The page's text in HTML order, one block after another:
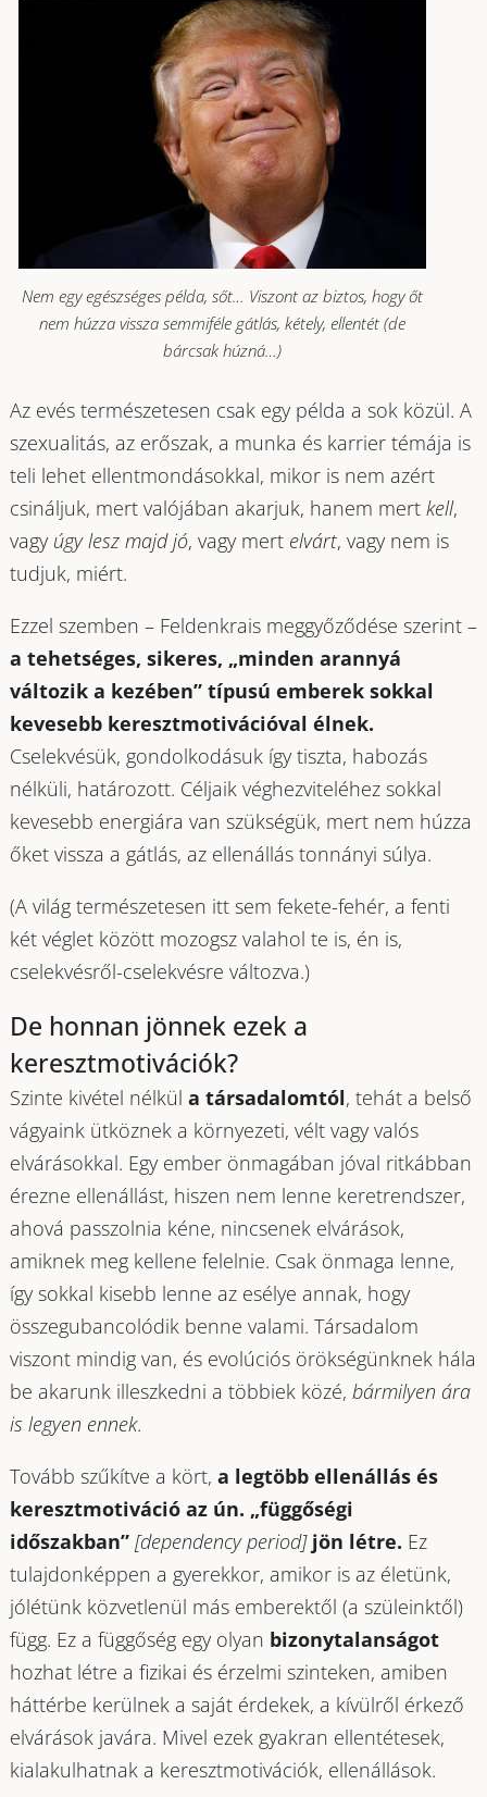
Nem egy egészséges példa, sőt… Viszont az biztos, hogy őt
nem húzza vissza semmiféle gátlás, kétely, ellentét (de
bárcsak húzná…)
Az evés természetesen csak egy példa a sok közül. A
szexualitás, az erőszak, a munka és karrier témája is
teli lehet ellentmondásokkal, mikor is nem azért
csináljuk, mert valójában akarjuk, hanem mert kell,
vagy úgy lesz majd jó, vagy mert elvárt, vagy nem is
tudjuk, miért.
Ezzel szemben – Feldenkrais meggyőződése szerint –
a tehetséges, sikeres, „minden arannyá
változik a kezében” típusú emberek sokkal
kevesebb keresztmotivációval élnek.
Cselekvésük, gondolkodásuk így tiszta, habozás
nélküli, határozott. Céljaik véghezviteléhez sokkal
kevesebb energiára van szükségük, mert nem húzza
őket vissza a gátlás, az ellenállás tonnányi súlya.
(A világ természetesen itt sem fekete-fehér, a fenti
két véglet között mozogsz valahol te is, én is,
cselekvésről-cselekvésre változva.)
De honnan jönnek ezek a
keresztmotivációk?
Szinte kivétel nélkül a társadalomtól, tehát a belső
vágyaink ütköznek a környezeti, vélt vagy valós
elvárásokkal. Egy ember önmagában jóval ritkábban
érezne ellenállást, hiszen nem lenne keretrendszer,
ahová passzolnia kéne, nincsenek elvárások,
amiknek meg kellene felelnie. Csak önmaga lenne,
így sokkal kisebb lenne az esélye annak, hogy
összegubancolódik benne valami. Társadalom
viszont mindig van, és evolúciós örökségünknek hála
be akarunk illeszkedni a többiek közé, bármilyen ára
is legyen ennek.
Tovább szűkítve a kört, a legtöbb ellenállás és
keresztmotiváció az ún. „függőségi
időszakban” [dependency period] jön létre. Ez
tulajdonképpen a gyerekkor, amikor is az életünk,
jólétünk közvetlenül más emberektől (a szüleinktől)
függ. Ez a függőség egy olyan bizonytalanságot
hozhat létre a fizikai és érzelmi szinteken, amiben
háttérbe kerülnek a saját érdekek, a kívülről érkező
elvárások javára. Mivel ezek gyakran ellentétesek,
kialakulhatnak a keresztmotivációk, ellenállások.